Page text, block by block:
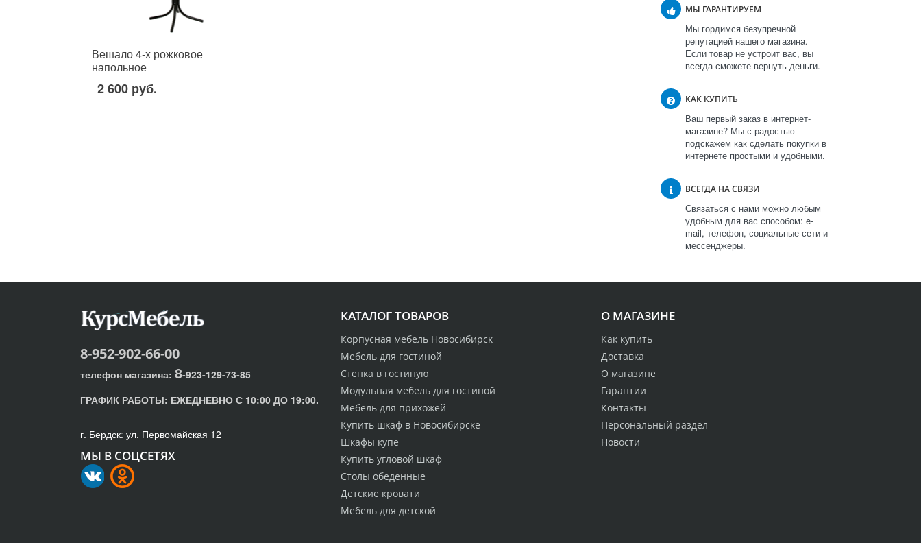
МЫ ГАРАНТИРУЕМ
Мы гордимся безупречной
репутацией нашего магазина.
Если товар не устроит вас, вы
всегда сможете вернуть деньги.
КАК КУПИТЬ
Ваш первый заказ в интернет-
магазине? Мы с радостью
подскажем как сделать покупки в
интернете простыми и удобными.
ВСЕГДА НА СВЯЗИ
Связаться с нами можно любым
удобным для вас способом: e-
mail, телефон, социальные сети и
мессенджеры.
Вешало 4-х рожковое
напольное
2 600 руб.
О МАГАЗИНЕ
Как купить
Доставка
О магазине
Гарантии
Контакты
Персональный раздел
Новости
КАТАЛОГ ТОВАРОВ
Корпусная мебель Новосибирск
Мебель для гостиной
Стенка в гостиную
Модульная мебель для гостиной
Мебель для прихожей
Купить шкаф в Новосибирске
Шкафы купе
Купить угловой шкаф
Столы обеденные
Детские кровати
Мебель для детской
8-952-902-66-00
телефон магазина: 8-923-129-73-85
ГРАФИК РАБОТЫ: ЕЖЕДНЕВНО С 10:00 ДО 19:00.
г. Бердск: ул. Первомайская 12
МЫ В СОЦСЕТЯХ